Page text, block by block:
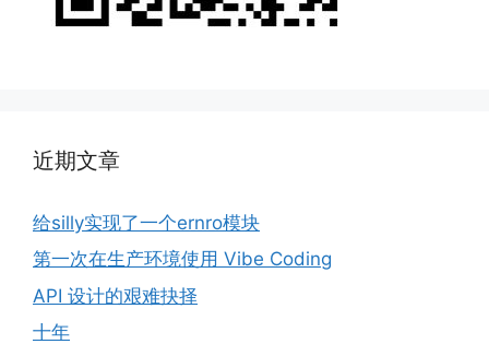
近期文章
给silly实现了一个ernro模块
第一次在生产环境使用 Vibe Coding
API 设计的艰难抉择
十年